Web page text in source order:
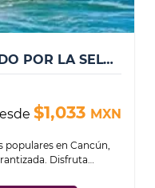
JUNGLE TOUR, RECORRIDO POR LA SELVA + CEREMONIA MAYA DESDE CANCÚN
$1,033 MXN
populares en Cancún,
Disfruta